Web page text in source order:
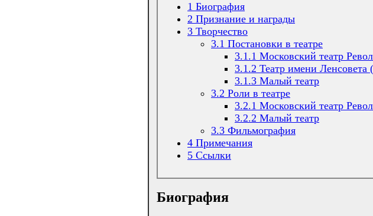
1 Биография
2 Признание и награды
3 Творчество
3.1 Постановки в театре
3.1.1 Московский театр
3.1.2 Театр имени Ленсовета
3.1.3 Малый театр
3.2 Роли в театре
3.2.1 Московский театр
3.2.2 Малый театр
3.3 Фильмография
4 Примечания
5 Ссылки
Биография